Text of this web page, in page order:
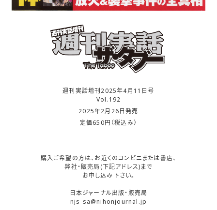
週刊実話増刊2025年4月11日号
Vol.192
2025年2月26日発売
定価650円（税込み）
購入ご希望の方は、お近くのコンビニまたは書店、
弊社・販売局(下記アドレス)まで
お申し込み下さい。
日本ジャーナル出版・販売局
njs-sa@nihonjournal.jp